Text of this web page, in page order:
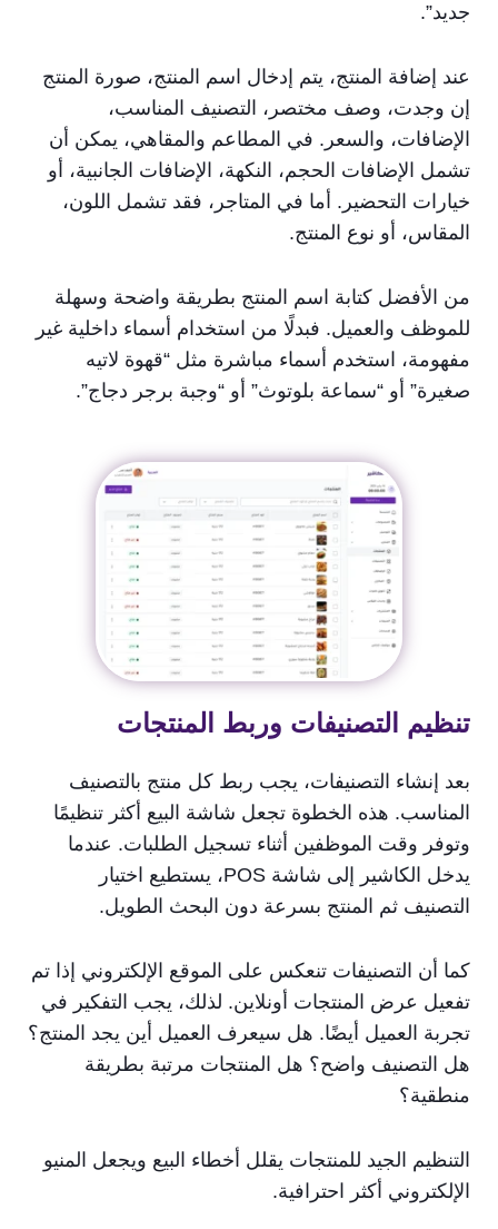
جديد”.
عند إضافة المنتج، يتم إدخال اسم المنتج، صورة المنتج
إن وجدت، وصف مختصر، التصنيف المناسب،
الإضافات، والسعر. في المطاعم والمقاهي، يمكن أن
تشمل الإضافات الحجم، النكهة، الإضافات الجانبية، أو
خيارات التحضير. أما في المتاجر، فقد تشمل اللون،
المقاس، أو نوع المنتج.
من الأفضل كتابة اسم المنتج بطريقة واضحة وسهلة
للموظف والعميل. فبدلًا من استخدام أسماء داخلية غير
مفهومة، استخدم أسماء مباشرة مثل “قهوة لاتيه
صغيرة” أو “سماعة بلوتوث” أو “وجبة برجر دجاج”.
تنظيم التصنيفات وربط المنتجات
بعد إنشاء التصنيفات، يجب ربط كل منتج بالتصنيف
المناسب. هذه الخطوة تجعل شاشة البيع أكثر تنظيمًا
وتوفر وقت الموظفين أثناء تسجيل الطلبات. عندما
يدخل الكاشير إلى شاشة POS، يستطيع اختيار
التصنيف ثم المنتج بسرعة دون البحث الطويل.
كما أن التصنيفات تنعكس على الموقع الإلكتروني إذا تم
تفعيل عرض المنتجات أونلاين. لذلك، يجب التفكير في
تجربة العميل أيضًا. هل سيعرف العميل أين يجد المنتج؟
هل التصنيف واضح؟ هل المنتجات مرتبة بطريقة
منطقية؟
التنظيم الجيد للمنتجات يقلل أخطاء البيع ويجعل المنيو
الإلكتروني أكثر احترافية.